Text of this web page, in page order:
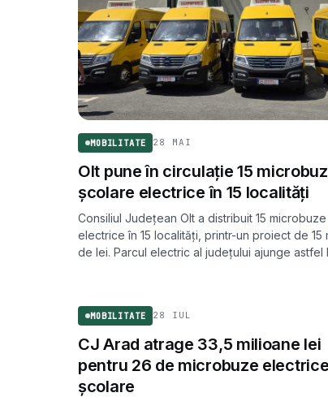
MOBILITATE 28 MAI
Olt pune în circulație 15
școlare electrice în 15 localități
Consiliul Județean Olt a distribuit 15
electrice în 15 localități, printr-un proiect de 15
de lei. Parcul electric al județului ajunge astfel
MOBILITATE 28 IUL
CJ Arad atrage 33,5 milioane lei
pentru 26 de microbuze electrice
școlare